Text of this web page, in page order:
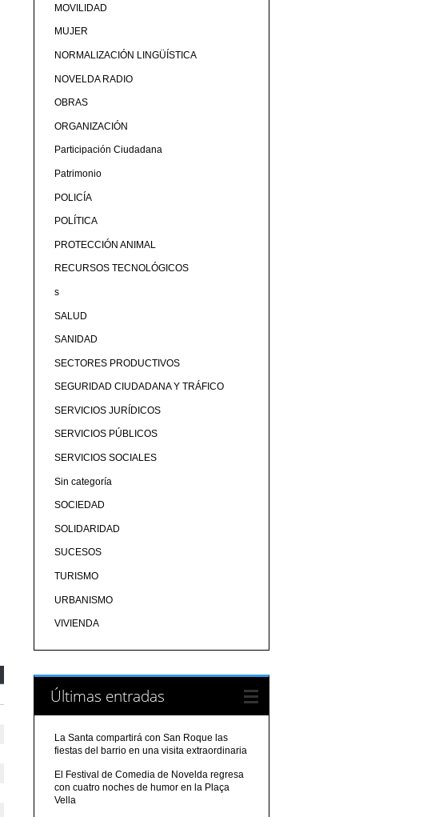
MOVILIDAD
MUJER
NORMALIZACIÓN LINGÜÍSTICA
NOVELDA RADIO
OBRAS
ORGANIZACIÓN
Participación Ciudadana
Patrimonio
POLICÍA
POLÍTICA
PROTECCIÓN ANIMAL
RECURSOS TECNOLÓGICOS
s
SALUD
SANIDAD
SECTORES PRODUCTIVOS
SEGURIDAD CIUDADANA Y TRÁFICO
SERVICIOS JURÍDICOS
SERVICIOS PÚBLICOS
SERVICIOS SOCIALES
Sin categoría
SOCIEDAD
SOLIDARIDAD
SUCESOS
TURISMO
URBANISMO
VIVIENDA
Últimas entradas
La Santa compartirá con San Roque las
fiestas del barrio en una visita extraordinaria
El Festival de Comedia de Novelda regresa
con cuatro noches de humor en la Plaça
Vella